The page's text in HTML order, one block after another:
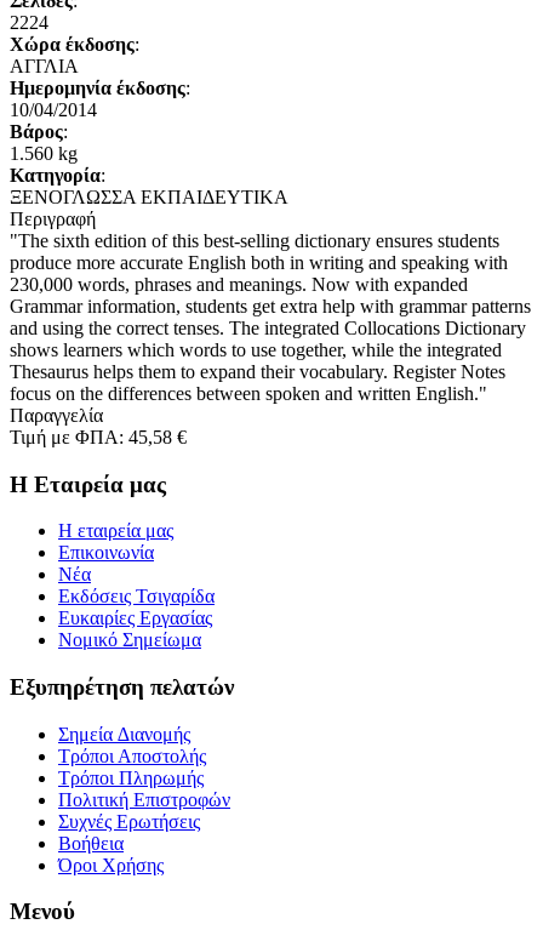
2224
Χώρα έκδοσης:
ΑΓΓΛΙΑ
Ημερομηνία έκδοσης:
10/04/2014
Βάρος:
1.560 kg
Κατηγορία:
ΞΕΝΟΓΛΩΣΣΑ ΕΚΠΑΙΔΕΥΤΙΚΑ
Περιγραφή
"The sixth edition of this best-selling dictionary ensures students
produce more accurate English both in writing and speaking with
230,000 words, phrases and meanings. Now with expanded
Grammar information, students get extra help with grammar patterns
and using the correct tenses. The integrated Collocations Dictionary
shows learners which words to use together, while the integrated
Thesaurus helps them to expand their vocabulary. Register Notes
focus on the differences between spoken and written English."
Παραγγελία
Τιμή με ΦΠΑ: 45,58 €
Η Εταιρεία μας
Η εταιρεία μας
Επικοινωνία
Νέα
Εκδόσεις Τσιγαρίδα
Ευκαιρίες Εργασίας
Νομικό Σημείωμα
Εξυπηρέτηση πελατών
Σημεία ∆ιανομής
Τρόποι Αποστολής
Τρόποι Πληρωμής
Πολιτική Επιστροφών
Συχνές Ερωτήσεις
Βοήθεια
Όροι Χρήσης
Μενού